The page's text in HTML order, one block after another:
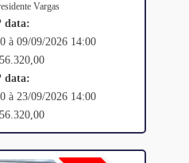
Vargas
data:
à 09/09/2026 14:00
data:
à 23/09/2026 14:00